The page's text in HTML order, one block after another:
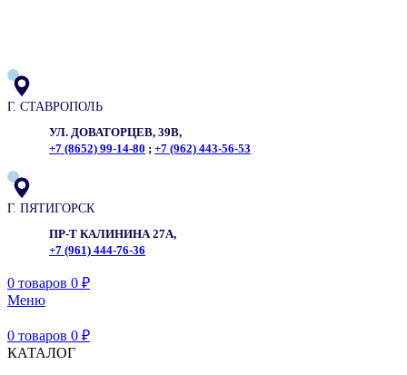
Г. СТАВРОПОЛЬ
УЛ. ДОВАТОРЦЕВ, 39В,
+7 (8652) 99-14-80 ; +7 (962) 443-56-53
Г. ПЯТИГОРСК
ПР-Т КАЛИНИНА 27А,
+7 (961) 444-76-36
0 товаров 0 ₽
Меню
0 товаров 0 ₽
КАТАЛОГ